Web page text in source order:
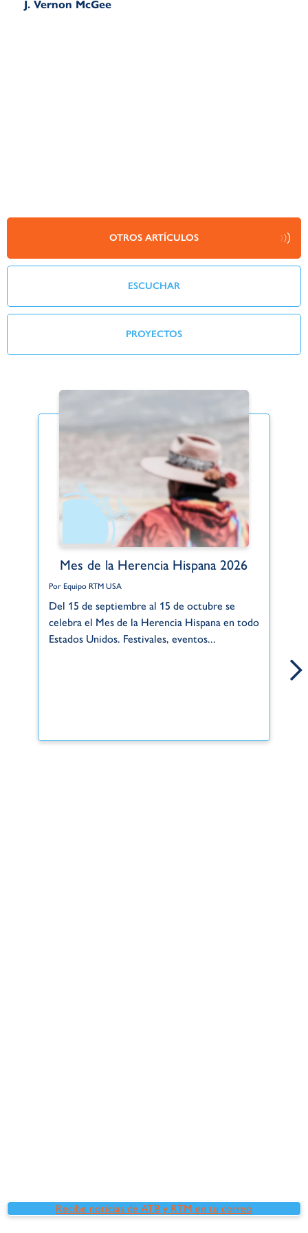
J. Vernon McGee
OTROS ARTÍCULOS
ESCUCHAR
PROYECTOS
Mes de la Herencia Hispana 2026
Por Equipo RTM USA
Del 15 de septiembre al 15 de octubre se
celebra el Mes de la Herencia Hispana en todo
Estados Unidos. Festivales, eventos...
Recibe noticias de ATB y RTM en tu correo